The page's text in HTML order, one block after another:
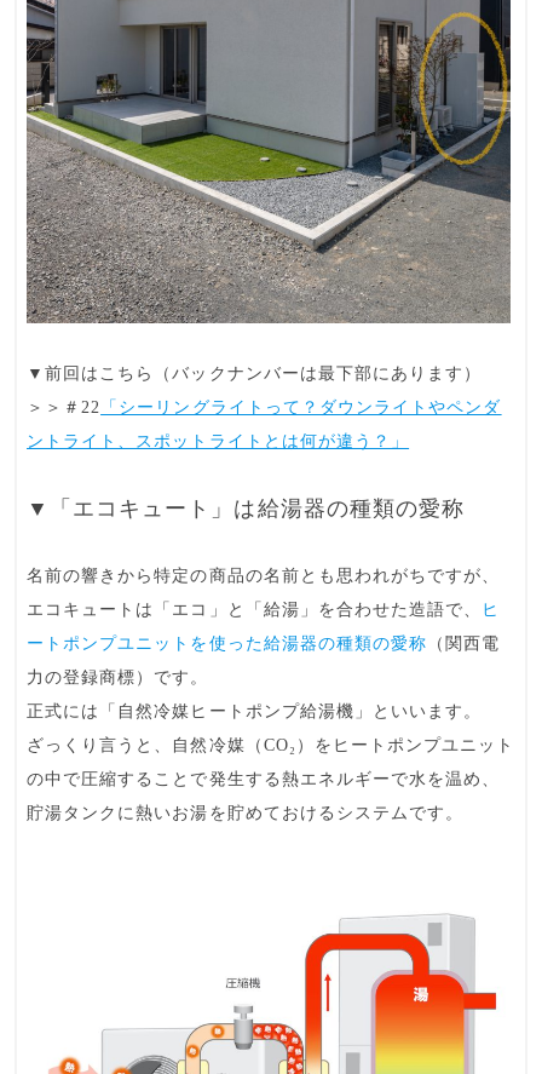
▼前回はこちら（バックナンバーは最下部にあります）
＞＞＃22 「シーリングライトって？ダウンライトやペンダ
ントライト、スポットライトとは何が違う？」
▼「エコキュート」は給湯器の種類の愛称
名前の響きから特定の商品の名前とも思われがちですが、
エコキュートは「エコ」と「給湯」を合わせた造語で、
ヒ
ートポンプユニットを使った給湯器の種類の愛称 （関西電
力の登録商標）です。
正式には「 自然冷媒ヒートポンプ給湯機 」といいます。
ざっくり言うと、自然冷媒（CO₂）をヒートポンプユニット
の中で圧縮することで発生する熱エネルギーで水を温め、
貯湯タンクに熱いお湯を貯めておけるシステムです。